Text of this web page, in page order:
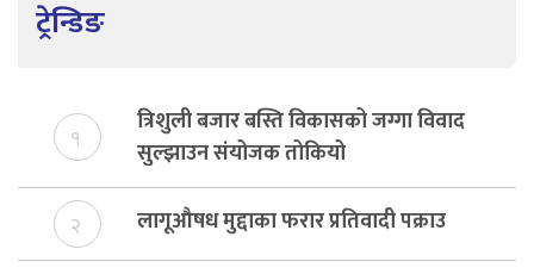
ट्रेन्डिङ
१
त्रिशुली बजार बस्ति विकासको जग्गा विवाद
सुल्झाउन संयोजक तोकियो
२ लागूऔषध मुद्दाका फरार प्रतिवादी पक्राउ